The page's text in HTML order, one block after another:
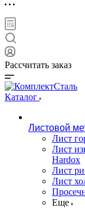
Рассчитать заказ
Каталог
Листовой
Лист
Лист
Hardox
Лист
Лист
Еще